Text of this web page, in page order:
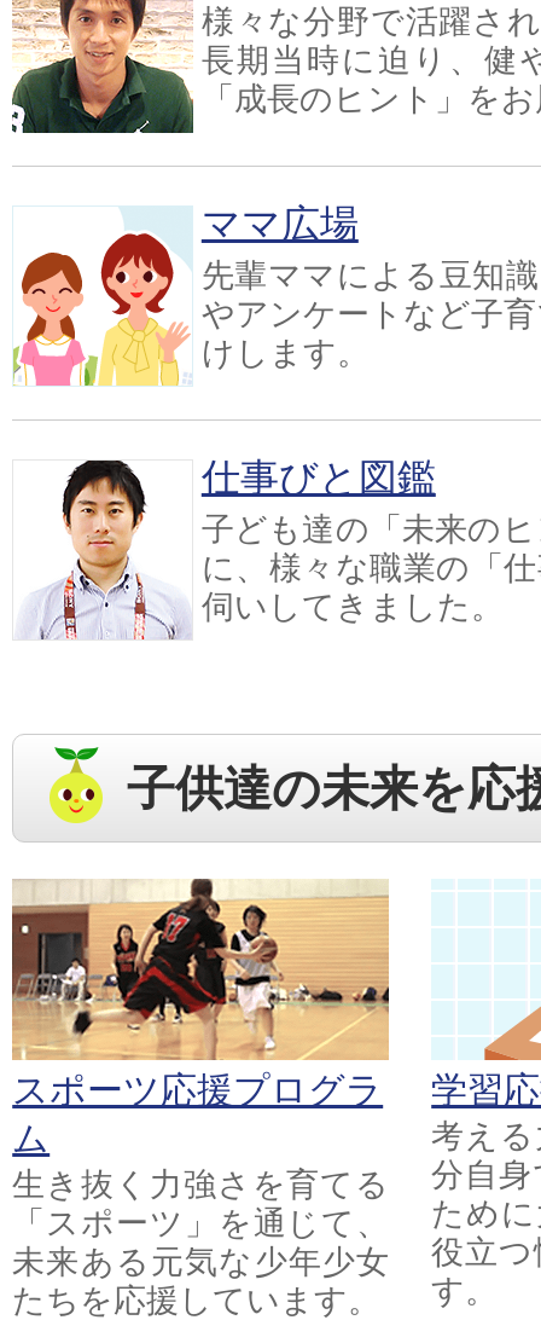
様々な分野で活躍さ
長期当時に迫り、健
「成長のヒント」を
ママ広場
先輩ママによる豆知
やアンケートなど子
けします。
仕事びと図鑑
子ども達の「未来の
に、様々な職業の「
伺いしてきました。
子供達の未来を応
スポーツ応援プログラ
ム
生き抜く力強さを育てる
「スポーツ」を通じて、
未来ある元気な少年少女
たちを応援しています。
学習
考え
分自
ため
役立
す。